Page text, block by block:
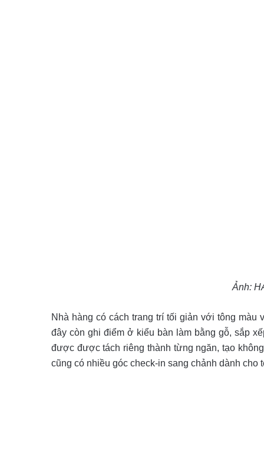
Ảnh:
Nhà hàng có cách trang trí tối giản với tông màu
đây còn ghi điểm ở kiểu bàn làm bằng gỗ, sắp
được được tách riêng thành từng ngăn, tạo
cũng có nhiều góc check-in sang chảnh dành cho